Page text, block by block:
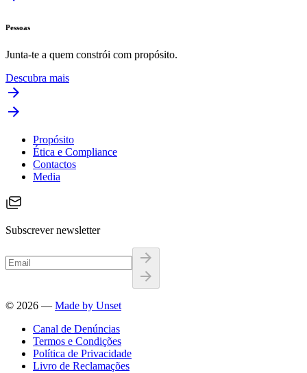
Pessoas
Junta-te a quem constrói com propósito.
Descubra mais
Propósito
Ética e Compliance
Contactos
Media
Subscrever newsletter
© 2026 — Made by Unset
Canal de Denúncias
Termos e Condições
Política de Privacidade
Livro de Reclamações